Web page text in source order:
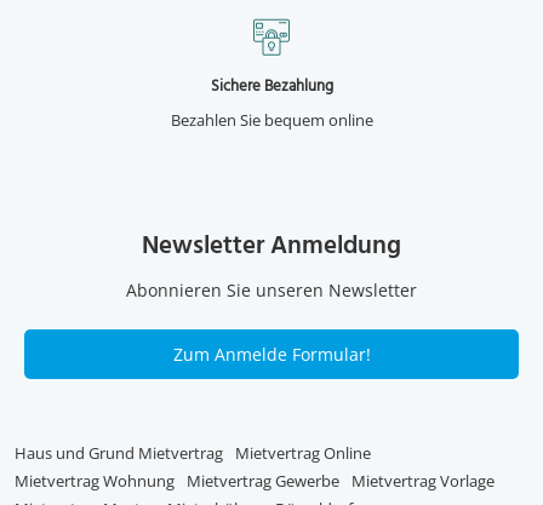
Sichere Bezahlung
Bezahlen Sie bequem online
Newsletter Anmeldung
Abonnieren Sie unseren Newsletter
Zum Anmelde Formular!
Haus und Grund Mietvertrag
Mietvertrag Online
Mietvertrag Wohnung
Mietvertrag Gewerbe
Mietvertrag Vorlage